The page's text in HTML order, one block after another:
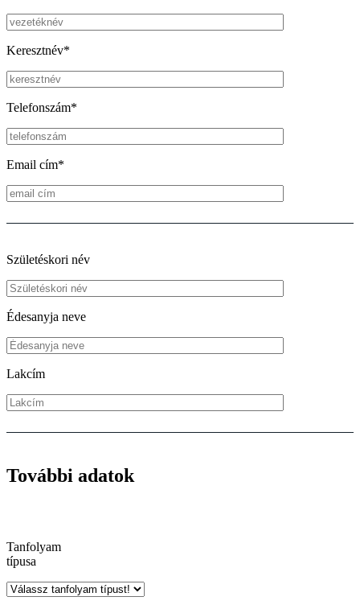
Keresztnév*
Telefonszám*
Email cím*
Születéskori név
Édesanyja neve
Lakcím
További adatok
Tanfolyam
típusa